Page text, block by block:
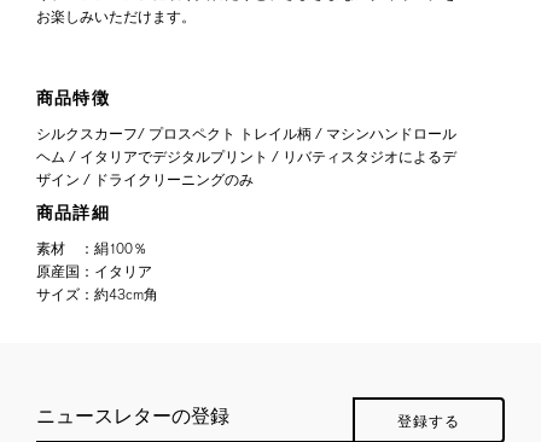
お楽しみいただけます。
商品特徴
シルクスカーフ/ プロスペクト トレイル柄 / マシンハンドロール
ヘム / イタリアでデジタルプリント / リバティスタジオによるデ
ザイン / ドライクリーニングのみ
商品詳細
素材 ： 絹100％
原産国 ： イタリア
サイズ ： 約43cm角
ニュースレターの登録 登録する